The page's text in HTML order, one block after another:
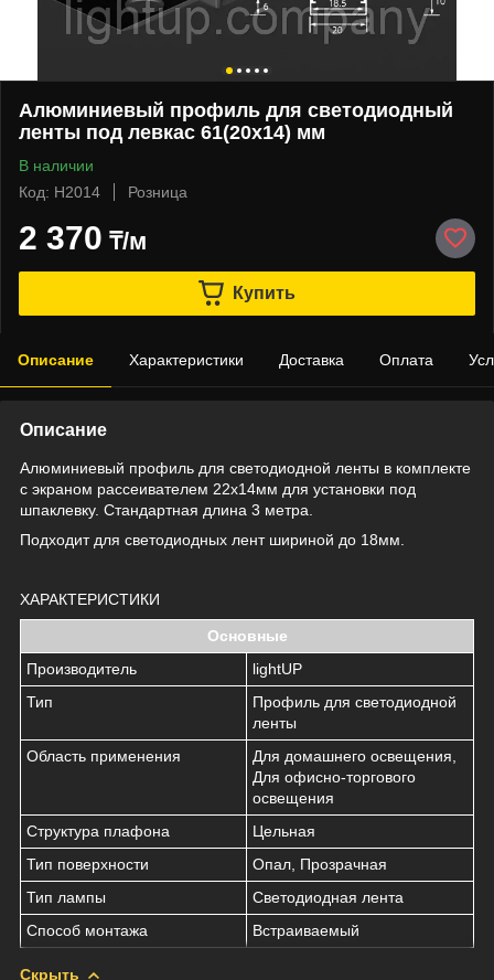
Алюминиевый профиль для светодиодный
ленты под левкас 61(20х14) мм
В наличии
Код: Н2014
Розница
2 370 ₸/м
Купить
Описание Характеристики Доставка Оплата
Описание
Алюминиевый профиль для светодиодной ленты в комплекте
с экраном рассеивателем 22x14мм для установки под
шпаклевку. Стандартная длина 3 метра.
Подходит для светодиодных лент шириной до 18мм.
ХАРАКТЕРИСТИКИ
Основные
Производитель
lightUP
Тип
Профиль для светодиодной
ленты
Область применения
Для домашнего освещения,
Для офисно-торгового
освещения
Структура плафона
Цельная
Тип поверхности
Опал, Прозрачная
Тип лампы
Светодиодная лента
Способ монтажа
Встраиваемый
Скрыть